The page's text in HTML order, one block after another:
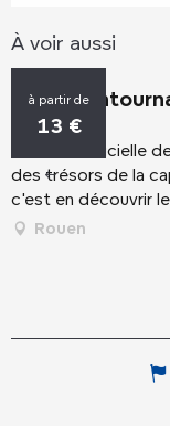
À voir aussi
à partir de
13 €
Les
La visite officielle
des trésors de la
c'est en découvrir
Rouen